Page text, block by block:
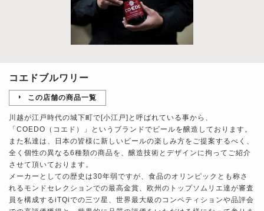
コエドブルワリー
この店舗の商品一覧
川越が江戸時代の城下町で[小江戸]と呼ばれている事から、
「COEDO（コエド）」というブランドでビールを醸造しております。
また私達は、日本の皆様に新しいビールの楽しみ方をご提案するべく、
全く個性の異なる6種類の商品を、醸造技術とデザインに拘ってご紹介
させて頂いております。
メーカーとしての歴史は30年弱ですが、食品のオリンピックとも称さ
れるモンドセレクションでの最高金賞、欧州のトップソムリエ達が審査
員を構成するiTQiでの三ツ星、世界最大級のコンペティションや品評会